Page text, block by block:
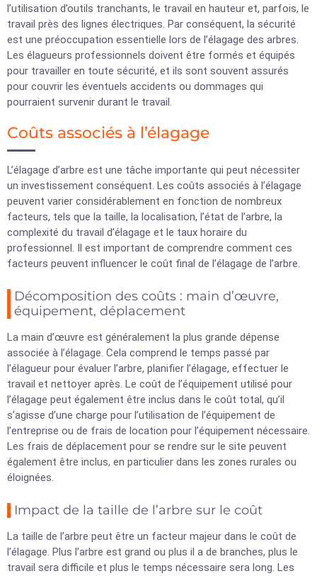
l’utilisation d’outils tranchants, le travail en hauteur et, parfois, le
travail près des lignes électriques. Par conséquent, la sécurité
est une préoccupation essentielle lors de l’élagage des arbres.
Les élagueurs professionnels doivent être formés et équipés
pour travailler en toute sécurité, et ils sont souvent assurés
pour couvrir les éventuels accidents ou dommages qui
pourraient survenir durant le travail.
Coûts associés à l’élagage
L’élagage d’arbre est une tâche importante qui peut nécessiter
un investissement conséquent. Les coûts associés à l’élagage
peuvent varier considérablement en fonction de nombreux
facteurs, tels que la taille, la localisation, l’état de l’arbre, la
complexité du travail d’élagage et le taux horaire du
professionnel. Il est important de comprendre comment ces
facteurs peuvent influencer le coût final de l’élagage de l’arbre.
Décomposition des coûts : main d’œuvre,
équipement, déplacement
La main d’œuvre est généralement la plus grande dépense
associée à l’élagage. Cela comprend le temps passé par
l’élagueur pour évaluer l’arbre, planifier l’élagage, effectuer le
travail et nettoyer après. Le coût de l’équipement utilisé pour
l’élagage peut également être inclus dans le coût total, qu’il
s’agisse d’une charge pour l’utilisation de l’équipement de
l’entreprise ou de frais de location pour l’équipement nécessaire.
Les frais de déplacement pour se rendre sur le site peuvent
également être inclus, en particulier dans les zones rurales ou
éloignées.
Impact de la taille de l’arbre sur le coût
La taille de l’arbre peut être un facteur majeur dans le coût de
l’élagage. Plus l’arbre est grand ou plus il a de branches, plus le
travail sera difficile et plus le temps nécessaire sera long. Les